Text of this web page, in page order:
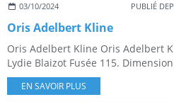
03/10/2024 PUBLIÉ
Oris Adelbert Kline
Oris Adelbert Kline Oris Adelbert
Lydie Blaizot Fusée 115.
EN SAVOIR PLUS